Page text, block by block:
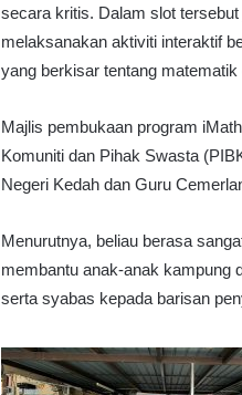
secara kritis. Dalam slot tersebut
melaksanakan aktiviti interaktif
yang berkisar tentang matematik
Majlis pembukaan program
Komuniti dan Pihak Swasta
Negeri Kedah dan Guru
Menurutnya, beliau berasa
membantu anak-anak kampung
serta syabas kepada barisan